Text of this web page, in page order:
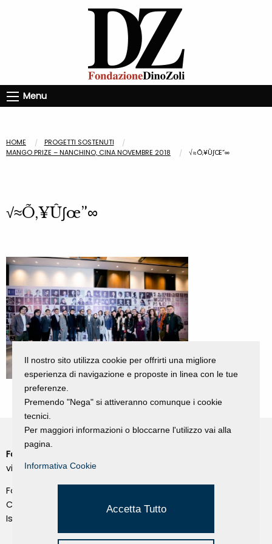
Menu
HOME
PROGETTI SOSTENUTI
MANGO PRIZE – NANCHINO, CINA NOVEMBRE 2018
√≈Õ‚¥Û∫Œ”∞
√≈Õ‚¥Û∫œ”∞
Fondazione Dino Zoli
viale Bologna 288, Forlì
Fondo dot. euro 285.000 i.v.
CF e P.IVA 03692820404
Isc.Reg Per.Giu. n. 10404
Il nostro sito utilizza cookie per offrirti una migliore
esperienza di navigazione e proposte in linea con le tue
preferenze.
Premendo "Nega" si attiveranno comunque i cookie
tecnici.
Per maggiori informazioni o bloccarne l'utilizzo vai alla
pagina.
Informativa Cookie
Accetta Tutto